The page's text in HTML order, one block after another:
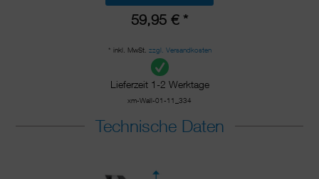
59,95 € *
* inkl. MwSt. zzgl. Versandkosten
Lieferzeit 1-2 Werktage
xm-Wall-01-11_334
Technische Daten